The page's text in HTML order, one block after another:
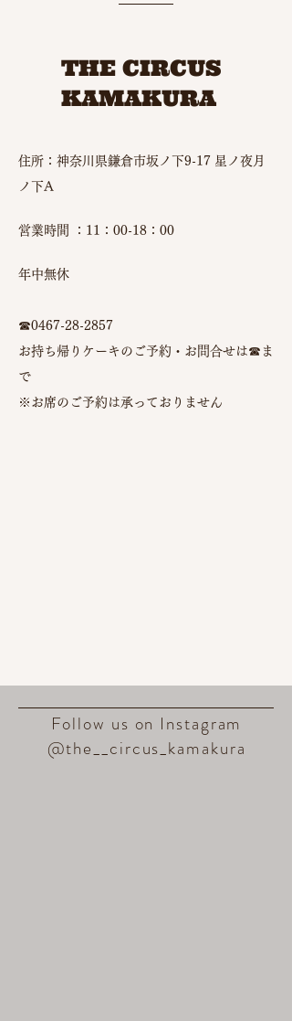
THE CIRCUS
KAMAKURA
住所：神奈川県鎌倉市坂ノ下9-17 星ノ夜月
ノ下A
営業時間 ：11：00-18：00
年中無休
☎︎0467-28-2857
お持ち帰りケーキのご予約・お問合せは☎︎ま
で
※お席のご予約は承っておりません
Follow us on Instagram
@the__circus_kamakura